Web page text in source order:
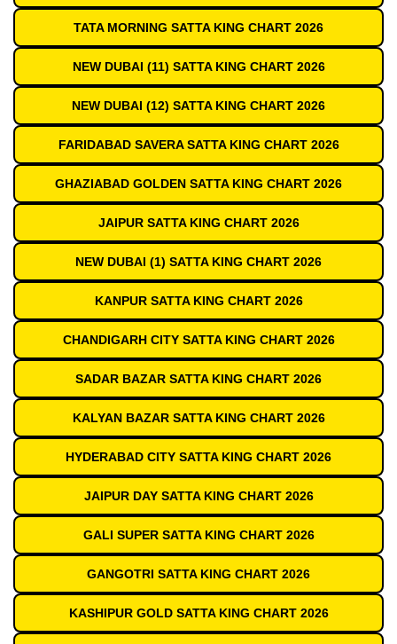
TATA MORNING SATTA KING CHART 2026
NEW DUBAI (11) SATTA KING CHART 2026
NEW DUBAI (12) SATTA KING CHART 2026
FARIDABAD SAVERA SATTA KING CHART 2026
GHAZIABAD GOLDEN SATTA KING CHART 2026
JAIPUR SATTA KING CHART 2026
NEW DUBAI (1) SATTA KING CHART 2026
KANPUR SATTA KING CHART 2026
CHANDIGARH CITY SATTA KING CHART 2026
SADAR BAZAR SATTA KING CHART 2026
KALYAN BAZAR SATTA KING CHART 2026
HYDERABAD CITY SATTA KING CHART 2026
JAIPUR DAY SATTA KING CHART 2026
GALI SUPER SATTA KING CHART 2026
GANGOTRI SATTA KING CHART 2026
KASHIPUR GOLD SATTA KING CHART 2026